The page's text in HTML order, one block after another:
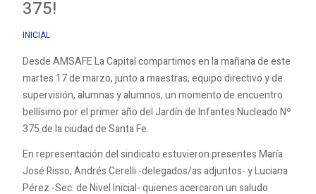
375!
INICIAL
Desde AMSAFE La Capital compartimos en la mañana de este
martes 17 de marzo, junto a maestras, equipo directivo y de
supervisión, alumnas y alumnos, un momento de encuentro
bellísimo por el primer año del Jardín de Infantes Nucleado Nº
375 de la ciudad de Santa Fe.
En representación del sindicato estuvieron presentes María
José Risso, Andrés Cerelli -delegados/as adjuntos- y Luciana
Pérez -Sec. de Nivel Inicial- quienes acercaron un saludo